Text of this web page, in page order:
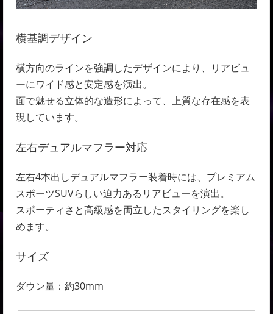
横基調デザイン
横方向のラインを強調したデザインにより、リアビュ
ーにワイド感と安定感を演出。
面で魅せる立体的な造形によって、上質な存在感を表
現しています。
左右デュアルマフラー対応
左右4本出しデュアルマフラー装着時には、プレミアム
スポーツSUVらしい迫力あるリアビューを演出。
スポーティさと高級感を両立したスタイリングを楽し
めます。
サイズ
ダウン量：約30mm